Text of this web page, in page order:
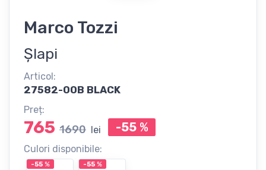
Marco Tozzi
Șlapi
Articol:
27582-00B BLACK
Preț:
765 1690 lei -55%
Culori disponibile:
-55 % -55 %